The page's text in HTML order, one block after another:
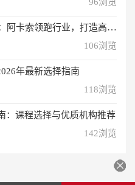
领跑行业，打造高效学习体验
106浏览
年最新选择指南
118浏览
：课程选择与优质机构推荐
142浏览